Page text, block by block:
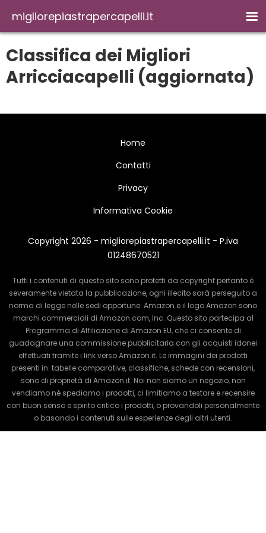
Classifica dei Migliori
Arricciacapelli (aggiornata)
Home
Contatti
Privacy
Informativa Cookie
Copyright 2026 - migliorepiastrapercapelli.it - P.iva
01248670521
Tutti i contenuti di questo sito sono protetti da copyright pertanto è
severamente vietata la pubblicazione, ogni illecito sarà perseguito a
norma di legge nelle sedi opportune. Amazon e il logo Amazon sono
marchi commerciali di Amazon.com, Inc. Questo sito partecipa al
Programma di Affiliazione di Amazon EU, che ci consente di
guadagnare una commissione pubblicitaria con gli acquisti idonei
effettuati tramite i link verso Amazon.it. Le immagini dei prodotti
presenti in: tabelle comparative, classifiche, schede con recensioni,
sono di proprietà di Amazon.it. Noi non siamo un negozio, non
vendiamo nè spediamo i prodotti, ci limitiamo a testare e recensire
con buon senso e spirito critico i prodotti, o provandoli personalmente
o basando i contenuti sulle esperienze degli altri utenti.
migliorepiastrapercapelli.it